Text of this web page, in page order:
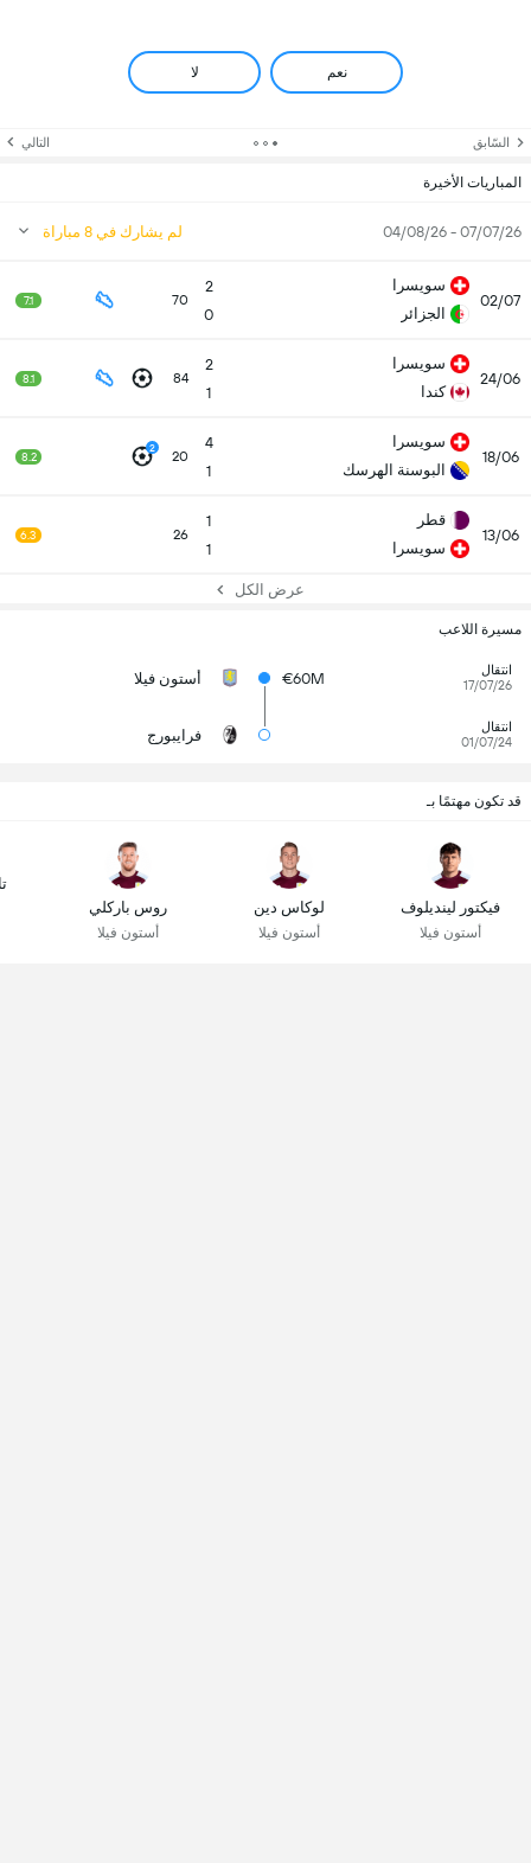
نعم لا
السّابق التالي
المباريات الأخيرة
07/07/26 - 04/08/26 لم يشارك في 8 مباراة
02/07
سويسرا
الجزائر
2
0
70
7.1
24/06
سويسرا
كندا
2
1
84
8.1
18/06
سويسرا
البوسنة الهرسك
4
1
20
2
8.2
13/06
قطر
سويسرا
1
1
26
6.3
عرض الكل
مسيرة اللاعب
انتقال
17/07/26
€60M أستون فيلا
انتقال
01/07/24
فرايبورج
قد تكون مهتمًا بـ
فيكتور لينديلوف
أستون فيلا
لوكاس دين
أستون فيلا
روس باركلي
أستون فيلا